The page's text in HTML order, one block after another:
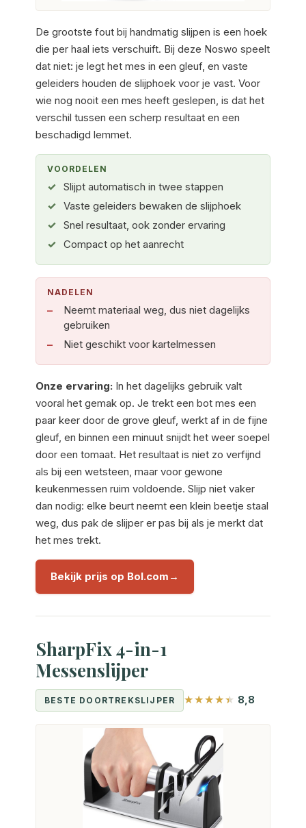
De grootste fout bij handmatig slijpen is een hoek
die per haal iets verschuift. Bij deze Noswo speelt
dat niet: je legt het mes in een gleuf, en vaste
geleiders houden de slijphoek voor je vast. Voor
wie nog nooit een mes heeft geslepen, is dat het
verschil tussen een scherp resultaat en een
beschadigd lemmet.
VOORDELEN
Slijpt automatisch in twee stappen
Vaste geleiders bewaken de slijphoek
Snel resultaat, ook zonder ervaring
Compact op het aanrecht
NADELEN
Neemt materiaal weg, dus niet dagelijks
gebruiken
Niet geschikt voor kartelmessen
Onze ervaring: In het dagelijks gebruik valt
vooral het gemak op. Je trekt een bot mes een
paar keer door de grove gleuf, werkt af in de fijne
gleuf, en binnen een minuut snijdt het weer soepel
door een tomaat. Het resultaat is niet zo verfijnd
als bij een wetsteen, maar voor gewone
keukenmessen ruim voldoende. Slijp niet vaker
dan nodig: elke beurt neemt een klein beetje staal
weg, dus pak de slijper er pas bij als je merkt dat
het mes trekt.
Bekijk prijs op Bol.com
SharpFix 4-in-1
Messenslijper
BESTE DOORTREKSLIJPER 8,8